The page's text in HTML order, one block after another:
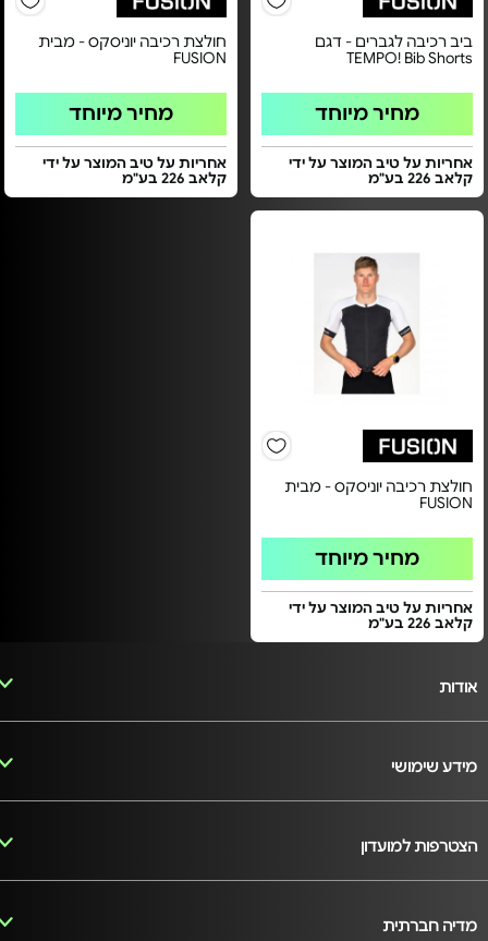
ביב רכיבה לגברים - דגם
TEMPO! Bib Shorts
מחיר מיוחד
אחריות על טיב המוצר על ידי
קלאב 226 בע"מ
חולצת רכיבה יוניסקס - מבית
FUSION
מחיר מיוחד
אחריות על טיב המוצר על ידי
קלאב 226 בע"מ
חולצת רכיבה יוניסקס - מבית
FUSION
מחיר מיוחד
אחריות על טיב המוצר על ידי
קלאב 226 בע"מ
אודות
מידע שימושי
הצטרפות למועדון
מדיה חברתית